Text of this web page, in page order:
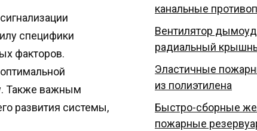
специфики
факторов.
Также важным
развития системы,
канальные
Вентилятор
радиальный
Эластичные
из полиэтилена
Быстро-сборные
пожарные